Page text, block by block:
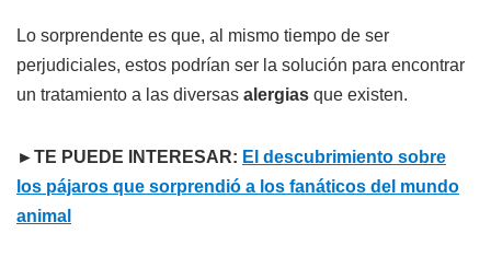
Lo sorprendente es que, al mismo tiempo de ser
perjudiciales, estos podrían ser la solución para encontrar
un tratamiento a las diversas alergias que existen.
►TE PUEDE INTERESAR: El descubrimiento sobre
los pájaros que sorprendió a los fanáticos del mundo
animal